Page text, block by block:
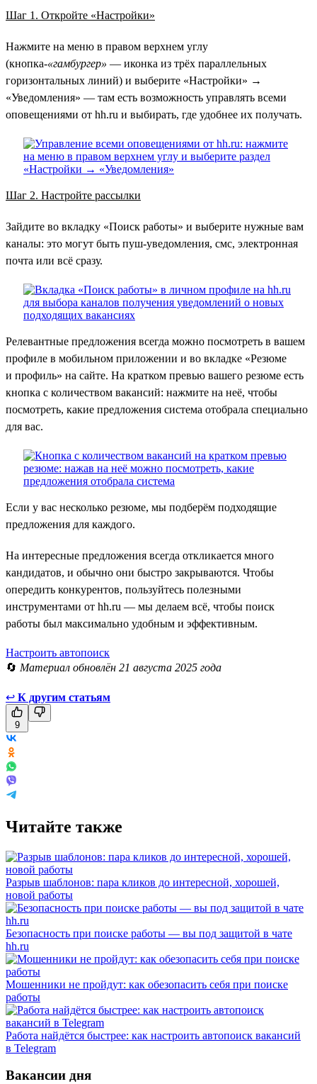
Шаг 1. Откройте «Настройки»
Нажмите на меню в правом верхнем углу
(кнопка-«гамбургер» — иконка из трёх параллельных
горизонтальных линий) и выберите «Настройки» →
«Уведомления» — там есть возможность управлять всеми
оповещениями от hh.ru и выбирать, где удобнее их получать.
Шаг 2. Настройте рассылки
Зайдите во вкладку «Поиск работы» и выберите нужные вам
каналы: это могут быть пуш-уведомления, смс, электронная
почта или всё сразу.
Релевантные предложения всегда можно посмотреть в вашем
профиле в мобильном приложении и во вкладке «Резюме
и профиль» на сайте. На кратком превью вашего резюме есть
кнопка с количеством вакансий: нажмите на неё, чтобы
посмотреть, какие предложения система отобрала специально
для вас.
Если у вас несколько резюме, мы подберём подходящие
предложения для каждого.
На интересные предложения всегда откликается много
кандидатов, и обычно они быстро закрываются. Чтобы
опередить конкурентов, пользуйтесь полезными
инструментами от hh.ru — мы делаем всё, чтобы поиск
работы был максимально удобным и эффективным.
Настроить автопоиск
🔄 Материал обновлён 21 августа 2025 года
↩ К другим статьям
9
Читайте также
Разрыв шаблонов: пара кликов до интересной, хорошей,
новой работы
Безопасность при поиске работы — вы под защитой в чате
hh.ru
Мошенники не пройдут: как обезопасить себя при поиске
работы
Работа найдётся быстрее: как настроить автопоиск вакансий
в Telegram
Вакансии дня